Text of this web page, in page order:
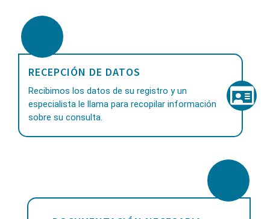
RECEPCIÓN DE DATOS
Recibimos los datos de su registro y un
especialista le llama para recopilar información
sobre su consulta.